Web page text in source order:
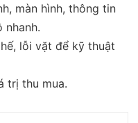
màn hình, thông tin
nhanh.
lỗi vặt để kỹ thuật
trị thu mua.